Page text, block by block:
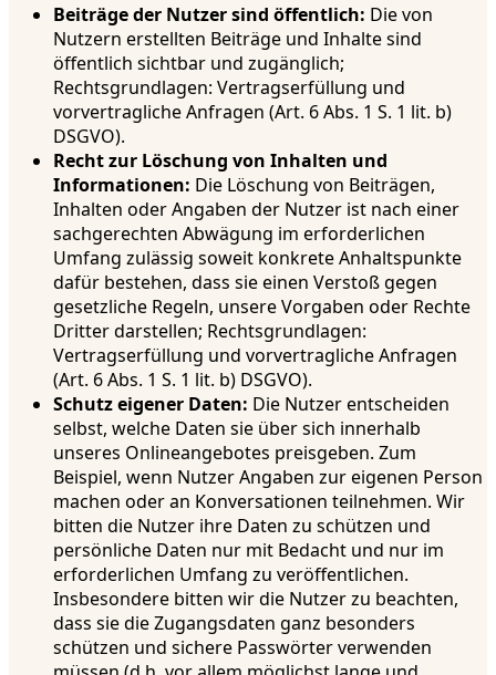
Beiträge der Nutzer sind öffentlich: Die von
Nutzern erstellten Beiträge und Inhalte sind
öffentlich sichtbar und zugänglich;
Rechtsgrundlagen: Vertragserfüllung und
vorvertragliche Anfragen (Art. 6 Abs. 1 S. 1 lit. b)
DSGVO).
Recht zur Löschung von Inhalten und
Informationen: Die Löschung von Beiträgen,
Inhalten oder Angaben der Nutzer ist nach einer
sachgerechten Abwägung im erforderlichen
Umfang zulässig soweit konkrete Anhaltspunkte
dafür bestehen, dass sie einen Verstoß gegen
gesetzliche Regeln, unsere Vorgaben oder Rechte
Dritter darstellen; Rechtsgrundlagen:
Vertragserfüllung und vorvertragliche Anfragen
(Art. 6 Abs. 1 S. 1 lit. b) DSGVO).
Schutz eigener Daten: Die Nutzer entscheiden
selbst, welche Daten sie über sich innerhalb
unseres Onlineangebotes preisgeben. Zum
Beispiel, wenn Nutzer Angaben zur eigenen Person
machen oder an Konversationen teilnehmen. Wir
bitten die Nutzer ihre Daten zu schützen und
persönliche Daten nur mit Bedacht und nur im
erforderlichen Umfang zu veröffentlichen.
Insbesondere bitten wir die Nutzer zu beachten,
dass sie die Zugangsdaten ganz besonders
schützen und sichere Passwörter verwenden